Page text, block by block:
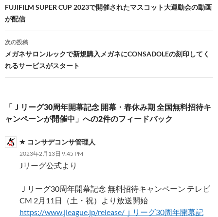
稿
ナ
ビ
ゲ
ー
ョ
ン
FUJIFILM SUPER CUP 2023で開催されたマスコット大運動会の動画
が配信
次の投稿
メガネサロンルックで新規購入メガネにCONSADOLEの刻印してく
れるサービスがスタート
「Ｊリーグ30周年開幕記念 開幕・春休み期 全国無料招待キ
ャンペーンが開催中」への2件のフィードバック
コンサデコンサ管理人
2023年2月13日 9:45 PM
Jリーグ公式より
Ｊリーグ30周年開幕記念 無料招待キャンペーン テレビ
CM 2月11日（土・祝）より放送開始
https://www.jleague.jp/release/ｊリーグ30周年開幕記